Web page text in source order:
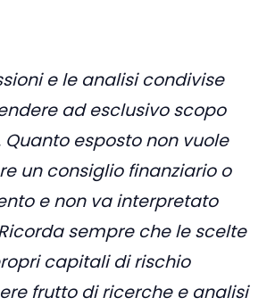
e le analisi condivise
ad esclusivo scopo
esposto non vuole
un consiglio finanziario o
e non va interpretato
sempre che le scelte
capitali di rischio
frutto di ricerche e analisi